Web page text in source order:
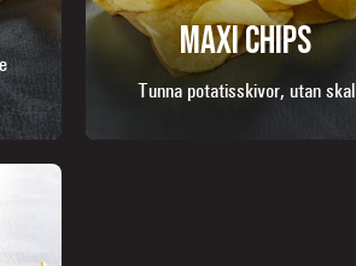
MAXI CHIPS
Tunna potatisskivor, utan skal